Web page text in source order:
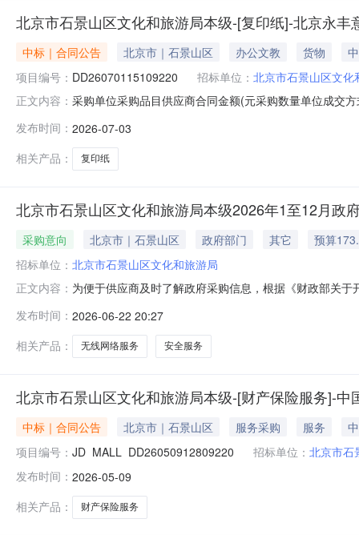
北京市石景山区文化和旅游局本级-[复印纸]-北京永丰
中标｜合同公告 北京市｜石景山区 办公文教 货物
项目编号： DD26070115109220 招标单位： 北京市石景山区文化
正文内容： 采购单位采购品目供应商合同金额(元采购数量单位成交
500张/包]_DD26070115109220
发布时间： 2026-07-03
相关产品：
复印纸
北京市石景山区文化和旅游局本级2026年1至12月政
采购意向 北京市｜石景山区 政府部门 其它
预算
招标单位： 北京市石景山区文化和旅游局
正文内容： 为便于供应商及时了解政府采购信息，根据《财政部关
施无线网络服务费采购数量：1,采购目标：为全区街道
宽速率不低于250兆，且需
发布时间： 2026-06-22 20:27
相关产品：
无线网络服务 安全服务
北京市石景山区文化和旅游局本级-[财产保险服务]-
中标｜合同公告 北京市｜石景山区 服务采购 服务
项目编号： JD_MALL_DD26050912809220 招标单位： 北京市石
发布时间： 2026-05-09
相关产品：
财产保险服务